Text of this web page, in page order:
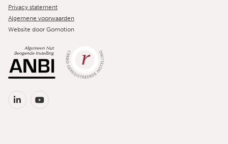
Privacy statement
Algemene voorwaarden
Website door Gomotion